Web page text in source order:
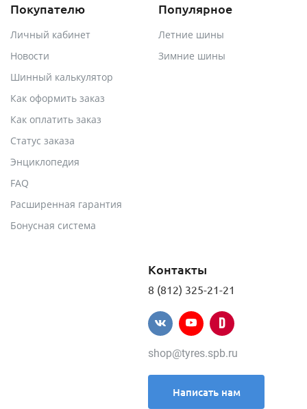
Покупателю
Личный кабинет
Новости
Шинный калькулятор
Как оформить заказ
Как оплатить заказ
Статус заказа
Энциклопедия
FAQ
Расширенная гарантия
Бонусная система
Популярное
Летние шины
Зимние шины
Контакты
8 (812) 325-21-21
shop@tyres.spb.ru
Написать нам